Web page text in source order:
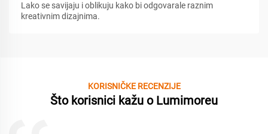
Lako se savijaju i oblikuju kako bi odgovarale raznim
kreativnim dizajnima.
KORISNIČKE RECENZIJE
Što korisnici kažu o Lumimoreu